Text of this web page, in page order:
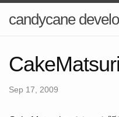
candycane
Sep 17, 2009